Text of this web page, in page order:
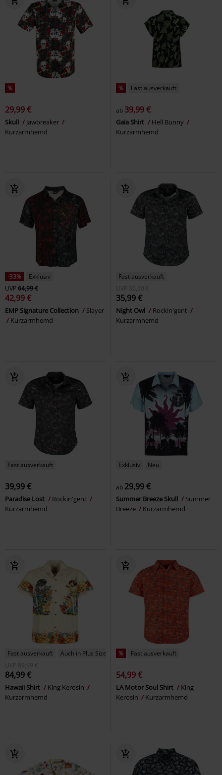
%
29,99 €
Skull
Jawbreaker
Kurzarmhemd
% Fast ausverkauft
ab 39,99 €
Gaia Shirt
Hell Bunny
Kurzarmhemd
-33%
Exklusiv
UVP64,99 €
42,99 €
EMP Signature Collection
Slayer
Kurzarmhemd
Fast ausverkauft
UVP
36,50 €
35,99 €
Night Owl
Rockin'gent
Kurzarmhemd
Fast ausverkauft
39,99 €
Paradise Lost
Rockin'gent
Kurzarmhemd
Exklusiv Neu
ab 29,99 €
Summer Breeze Skull
Summer
Breeze
Kurzarmhemd
Fast ausverkauft
Auch in Plus Size
UVP
89,99 €
84,99 €
Hawaii Shirt
King Kerosin
Kurzarmhemd
% Fast ausverkauft
54,99 €
LA Motor Soul Shirt
King
Kerosin
Kurzarmhemd